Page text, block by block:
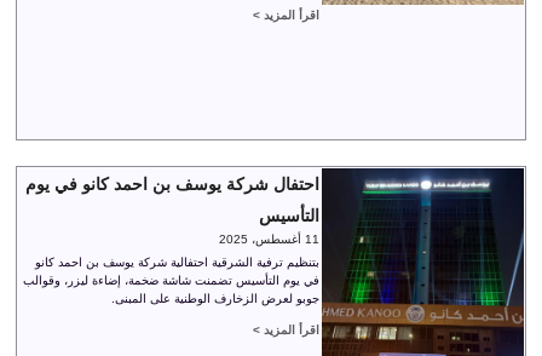
اقرأ المزيد >
احتفال شركة يوسف بن احمد كانو في يوم
التأسيس
11 أغسطس، 2025
بتنظيم ترفية الشرقية احتفالية شركة يوسف بن احمد كانو
في يوم التأسيس تضمنت شاشة ضخمة، إضاءة ليزر، وقوالب
جوبو لعرض الزخارف الوطنية على المبنى.
اقرأ المزيد >